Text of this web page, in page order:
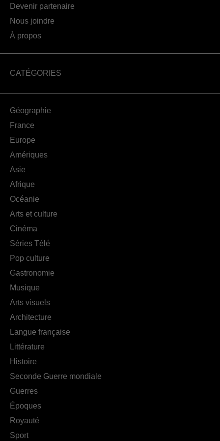
Devenir partenaire
Nous joindre
À propos
CATÉGORIES
Géographie
France
Europe
Amériques
Asie
Afrique
Océanie
Arts et culture
Cinéma
Séries Télé
Pop culture
Gastronomie
Musique
Arts visuels
Architecture
Langue française
Littérature
Histoire
Seconde Guerre mondiale
Guerres
Époques
Royauté
Sport